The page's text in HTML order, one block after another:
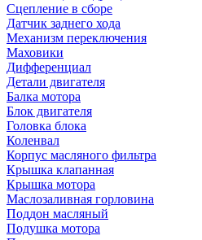
Сцепление в сборе
Датчик заднего хода
Механизм переключения
Маховики
Дифференциал
Детали двигателя
Балка мотора
Блок двигателя
Головка блока
Коленвал
Корпус масляного фильтра
Крышка клапанная
Крышка мотора
Маслозаливная горловина
Поддон масляный
Подушка мотора